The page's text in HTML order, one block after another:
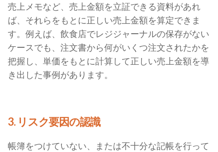
売上メモなど、売上金額を立証できる資料があれ
ば、それらをもとに正しい売上金額を算定できま
す。例えば、飲食店でレジジャーナルの保存がない
ケースでも、注文書から何がいくつ注文されたかを
把握し、単価をもとに計算して正しい売上金額を導
き出した事例があります。
3. リスク要因の認識
帳簿をつけていない、または不十分な記帳を行って